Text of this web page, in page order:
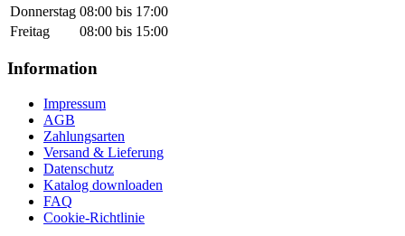
Donnerstag 08:00 bis 17:00
Freitag
08:00 bis 15:00
Information
Impressum
AGB
Zahlungsarten
Versand & Lieferung
Datenschutz
Katalog downloaden
FAQ
Cookie-Richtlinie